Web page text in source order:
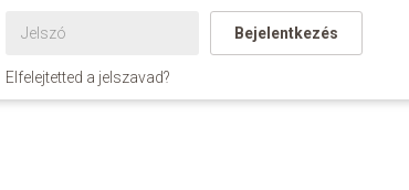
Bejelentkezés
Elfelejtetted a jelszavad?